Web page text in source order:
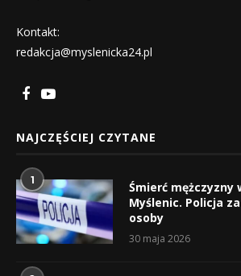
Kontakt:
redakcja@myslenicka24.pl
NAJCZĘŚCIEJ CZYTANE
1
Śmierć mężczyzny
Myślenic. Policja
osoby
30 maja 2026